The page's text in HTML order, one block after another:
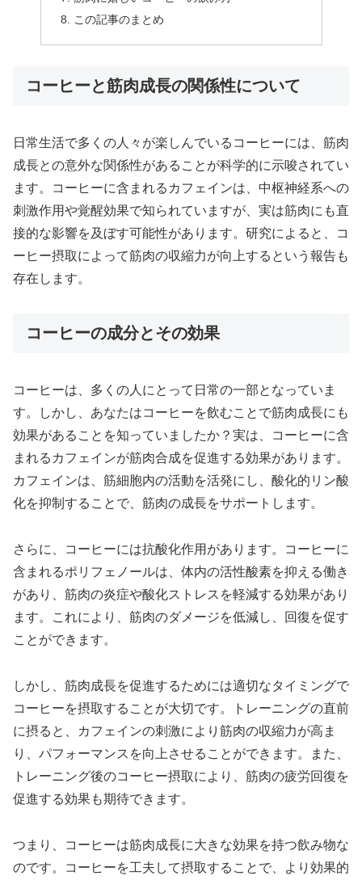
この記事のまとめ
コーヒーと筋肉成長の関係性について
日常生活で多くの人々が楽しんでいるコーヒーには、筋肉
成長との意外な関係性があることが科学的に示唆されてい
ます。コーヒーに含まれるカフェインは、中枢神経系への
刺激作用や覚醒効果で知られていますが、実は筋肉にも直
接的な影響を及ぼす可能性があります。研究によると、コ
ーヒー摂取によって筋肉の収縮力が向上するという報告も
存在します。
コーヒーの成分とその効果
コーヒーは、多くの人にとって日常の一部となっていま
す。しかし、あなたはコーヒーを飲むことで筋肉成長にも
効果があることを知っていましたか？実は、コーヒーに含
まれるカフェインが筋肉合成を促進する効果があります。
カフェインは、筋細胞内の活動を活発にし、酸化的リン酸
化を抑制することで、筋肉の成長をサポートします。
さらに、コーヒーには抗酸化作用があります。コーヒーに
含まれるポリフェノールは、体内の活性酸素を抑える働き
があり、筋肉の炎症や酸化ストレスを軽減する効果があり
ます。これにより、筋肉のダメージを低減し、回復を促す
ことができます。
しかし、筋肉成長を促進するためには適切なタイミングで
コーヒーを摂取することが大切です。トレーニングの直前
に摂ると、カフェインの刺激により筋肉の収縮力が高ま
り、パフォーマンスを向上させることができます。また、
トレーニング後のコーヒー摂取により、筋肉の疲労回復を
促進する効果も期待できます。
つまり、コーヒーは筋肉成長に大きな効果を持つ飲み物な
のです。コーヒーを工夫して摂取することで、より効果的